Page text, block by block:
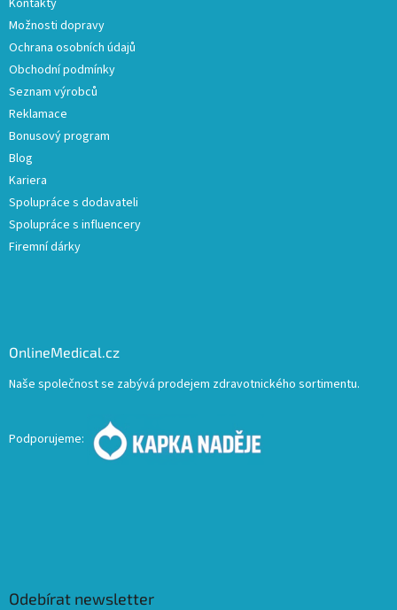
Kontakty
Možnosti dopravy
Ochrana osobních údajů
Obchodní podmínky
Seznam výrobců
Reklamace
Bonusový program
Blog
Kariera
Spolupráce s dodavateli
Spolupráce s influencery
Firemní dárky
OnlineMedical.cz
Naše společnost se zabývá prodejem zdravotnického sortimentu.
Podporujeme:
Odebírat newsletter